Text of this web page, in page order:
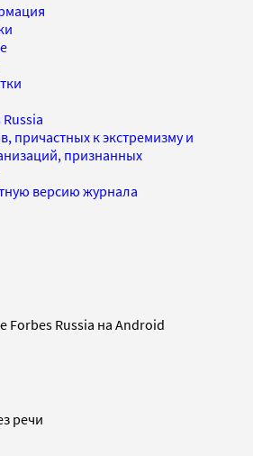
причастных к экстремизму и
признанных
версию журнала
Russia на Android
речи